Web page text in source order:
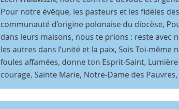
Pour notre évêque, les pasteurs et les fidèles
communauté d’origine polonaise du diocèse,
dans leurs maisons, nous te prions : reste avec
les autres dans l’unité et la paix, Sois Toi-
foules affamées, donne ton Esprit-Saint,
courage, Sainte Marie, Notre-Dame des